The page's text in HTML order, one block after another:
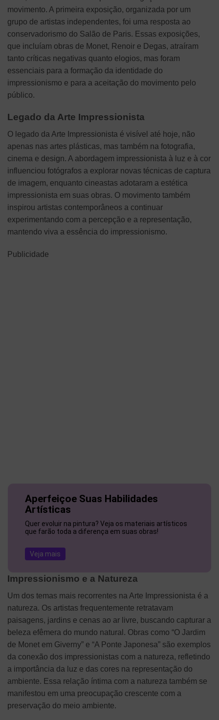
movimento. A primeira exposição, organizada por um
grupo de artistas independentes, foi uma resposta ao
conservadorismo do Salão de Paris. Essas exposições,
que incluíam obras de Monet, Renoir e Degas, atraíram
tanto críticas negativas quanto elogios, mas foram
essenciais para a formação da identidade do
impressionismo e para a aceitação do movimento pelo
público.
Legado da Arte Impressionista
O legado da Arte Impressionista é visível até hoje, não
apenas nas artes plásticas, mas também na fotografia,
cinema e design. A abordagem impressionista à luz e à cor
influenciou fotógrafos a explorar novas técnicas de captura
de imagem, enquanto cineastas adotaram a estética
impressionista em suas obras. O movimento também
inspirou artistas contemporâneos a continuar
experimentando com a percepção e a representação,
mantendo viva a essência do impressionismo.
Publicidade
Aperfeiçoe Suas Habilidades
Artísticas
Quer evoluir na pintura? Veja os materiais artísticos
que farão toda a diferença em suas obras!
Veja mais
Impressionismo e a Natureza
Um dos temas mais recorrentes na Arte Impressionista é a
natureza. Os artistas frequentemente retratavam
paisagens, jardins e cenas ao ar livre, buscando capturar a
beleza efêmera do mundo natural. Obras como “O Jardim
de Monet em Giverny” e “A Ponte Japonesa” são exemplos
da conexão dos impressionistas com a natureza, refletindo
a importância da luz e das cores na representação do
ambiente. Essa relação íntima com a natureza também se
manifestou em uma preocupação crescente com a
preservação do meio ambiente.